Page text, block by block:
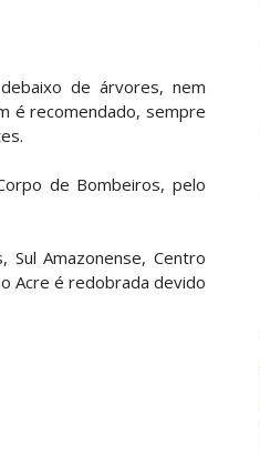
de árvores, nem
é recomendado, sempre
de Bombeiros, pelo
Amazonense, Centro
Acre é redobrada devido